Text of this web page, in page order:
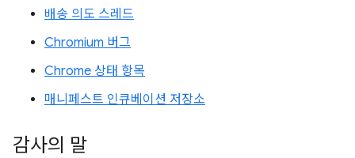
배송 의도 스레드
Chromium 버그
Chrome 상태 항목
매니페스트 인큐베이션 저장소
감사의 말